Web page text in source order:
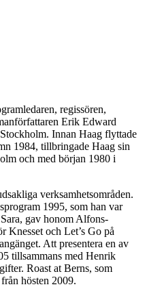
regissören,
Erik Edward
Innan Haag flyttade
1984, tillbringade Haag sin
och med början 1980 i
verksamhetsområden.
1995, som han var
gav honom Alfons-
Knesset och Let’s Go på
Att presentera en av
tillsammans med Henrik
Roast at Berns, som
hösten 2009.